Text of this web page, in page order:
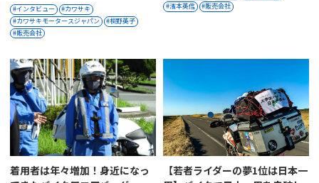
インタビュー
カワサキ
カワサキモータースジャパン
桐野英子
販売会社
濱本英信
販売会社
着用者は年々増加！身近になっ
【若者ライダーの夢1位は日本一